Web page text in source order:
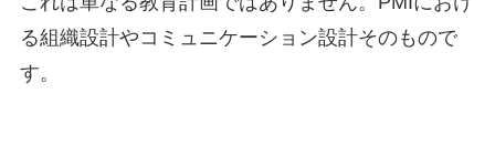
る組織設計やコミュニケーション設計そのもので
す。